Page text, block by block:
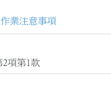
業注意事項
項第1款